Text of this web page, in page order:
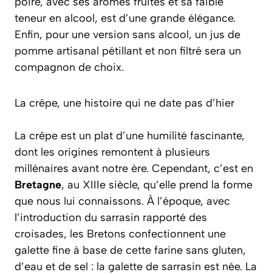
teneur en alcool, est d’une grande élégance.
Enfin, pour une version sans alcool, un jus de
pomme artisanal pétillant et non filtré sera un
compagnon de choix.
La crêpe, une histoire qui ne date pas d’hier
La crêpe est un plat d’une humilité fascinante,
dont les origines remontent à plusieurs
millénaires avant notre ère. Cependant, c’est en
Bretagne, au XIIIe siècle, qu’elle prend la forme
que nous lui connaissons. À l’époque, avec
l’introduction du sarrasin rapporté des
croisades, les Bretons confectionnent une
galette fine à base de cette farine sans gluten,
d’eau et de sel : la galette de sarrasin est née. La